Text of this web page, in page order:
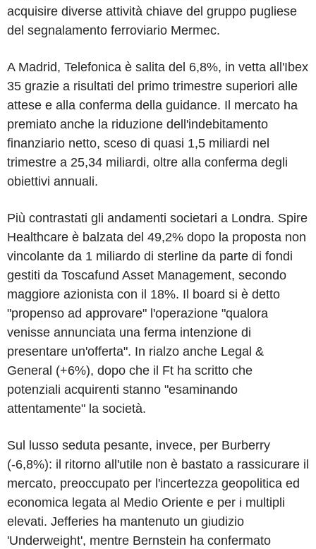
acquisire diverse attività chiave del gruppo pugliese
del segnalamento ferroviario Mermec.
A Madrid, Telefonica è salita del 6,8%, in vetta all'Ibex
35 grazie a risultati del primo trimestre superiori alle
attese e alla conferma della guidance. Il mercato ha
premiato anche la riduzione dell'indebitamento
finanziario netto, sceso di quasi 1,5 miliardi nel
trimestre a 25,34 miliardi, oltre alla conferma degli
obiettivi annuali.
Più contrastati gli andamenti societari a Londra. Spire
Healthcare è balzata del 49,2% dopo la proposta non
vincolante da 1 miliardo di sterline da parte di fondi
gestiti da Toscafund Asset Management, secondo
maggiore azionista con il 18%. Il board si è detto
"propenso ad approvare" l'operazione "qualora
venisse annunciata una ferma intenzione di
presentare un'offerta". In rialzo anche Legal &
General (+6%), dopo che il Ft ha scritto che
potenziali acquirenti stanno "esaminando
attentamente" la società.
Sul lusso seduta pesante, invece, per Burberry
(-6,8%): il ritorno all'utile non è bastato a rassicurare il
mercato, preoccupato per l'incertezza geopolitica ed
economica legata al Medio Oriente e per i multipli
elevati. Jefferies ha mantenuto un giudizio
'Underweight', mentre Bernstein ha confermato